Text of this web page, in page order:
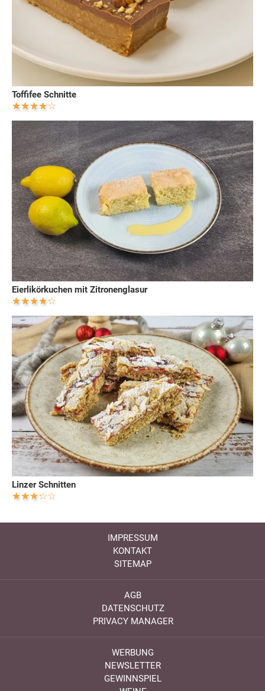
Toffifee Schnitte
Eierlikörkuchen mit Zitronenglasur
Linzer Schnitten
IMPRESSUM
KONTAKT
SITEMAP
AGB
DATENSCHUTZ
PRIVACY MANAGER
WERBUNG
NEWSLETTER
GEWINNSPIEL